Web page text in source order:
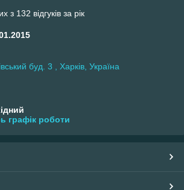
з 132 відгуків за рік
буд. 3 , Харків, Україна
графік роботи